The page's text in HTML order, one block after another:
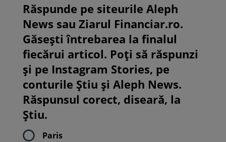
Răspunde pe siteurile Aleph
News sau Ziarul Financiar.ro.
Găsești întrebarea la finalul
fiecărui articol. Poți să răspunzi
și pe Instagram Stories, pe
conturile Știu și Aleph News.
Răspunsul corect, diseară, la
Știu.
Paris